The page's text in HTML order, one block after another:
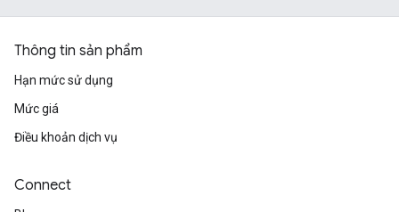
Thông tin sản phẩm
Hạn mức sử dụng
Mức giá
Điều khoản dịch vụ
Connect